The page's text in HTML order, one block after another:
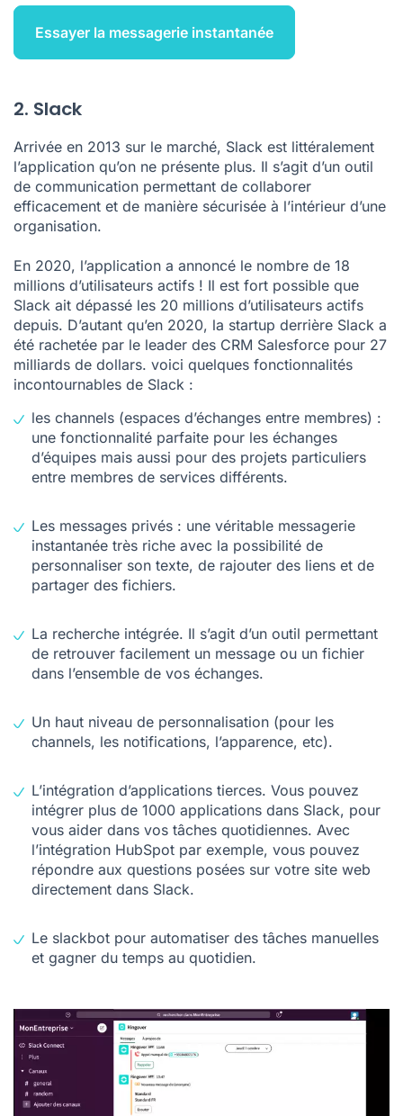
Essayer la messagerie instantanée
2. Slack
Arrivée en 2013 sur le marché, Slack est littéralement
l’application qu’on ne présente plus. Il s’agit d’un outil
de communication permettant de collaborer
efficacement et de manière sécurisée à l’intérieur d’une
organisation.
En 2020, l’application a annoncé le nombre de 18
millions d’utilisateurs actifs ! Il est fort possible que
Slack ait dépassé les 20 millions d’utilisateurs actifs
depuis. D’autant qu’en 2020, la startup derrière Slack a
été rachetée par le leader des CRM Salesforce pour 27
milliards de dollars. voici quelques fonctionnalités
incontournables de Slack :
les channels (espaces d’échanges entre membres) :
une fonctionnalité parfaite pour les échanges
d’équipes mais aussi pour des projets particuliers
entre membres de services différents.
Les messages privés : une véritable messagerie
instantanée très riche avec la possibilité de
personnaliser son texte, de rajouter des liens et de
partager des fichiers.
La recherche intégrée. Il s’agit d’un outil permettant
de retrouver facilement un message ou un fichier
dans l’ensemble de vos échanges.
Un haut niveau de personnalisation (pour les
channels, les notifications, l’apparence, etc).
L’intégration d’applications tierces. Vous pouvez
intégrer plus de 1000 applications dans Slack, pour
vous aider dans vos tâches quotidiennes. Avec
l’intégration HubSpot par exemple, vous pouvez
répondre aux questions posées sur votre site web
directement dans Slack.
Le slackbot pour automatiser des tâches manuelles
et gagner du temps au quotidien.